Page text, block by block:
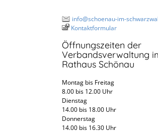
info@schoenau-im-
Kontaktformular
Öffnungszeiten der
Verbandsverwaltung
Rathaus Schönau
Montag bis Freitag
8.00 bis 12.00 Uhr
Dienstag
14.00 bis 18.00 Uhr
Donnerstag
14.00 bis 16.30 Uhr